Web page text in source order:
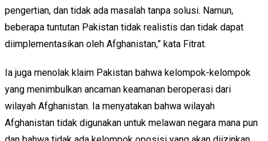
pengertian, dan tidak ada masalah tanpa solusi. Namun,
beberapa tuntutan Pakistan tidak realistis dan tidak dapat
diimplementasikan oleh Afghanistan,” kata Fitrat.
Ia juga menolak klaim Pakistan bahwa kelompok-kelompok
yang menimbulkan ancaman keamanan beroperasi dari
wilayah Afghanistan. Ia menyatakan bahwa wilayah
Afghanistan tidak digunakan untuk melawan negara mana pun